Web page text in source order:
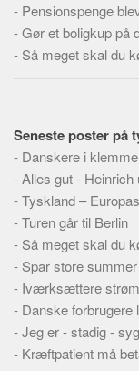
- Pensionspenge
-Gør et boligkup på
- Så meget skal du
Seneste poster på
- Danskere i
-Alles gut -
-Tyskland –
-Turen går til Berlin
- Så meget skal du
- Spar store
- Iværksættere
- Danske forbrugere
-Jeg er - stadig -
- Kræftpatient må